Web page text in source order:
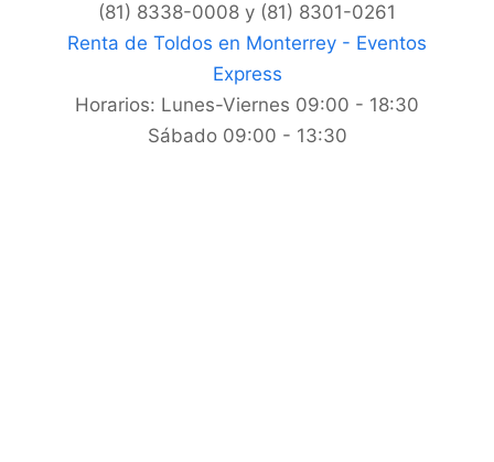
(81) 8338-0008 y (81) 8301-0261
Renta de Toldos en Monterrey - Eventos
Express
Horarios: Lunes-Viernes 09:00 - 18:30
Sábado 09:00 - 13:30